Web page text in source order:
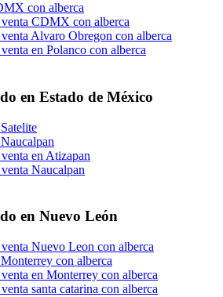
con alberca
CDMX con alberca
Alvaro Obregon con alberca
en Polanco con alberca
en Estado de México
en Atizapan
Naucalpan
en Nuevo León
Nuevo Leon con alberca
con alberca
en Monterrey con alberca
santa catarina con alberca